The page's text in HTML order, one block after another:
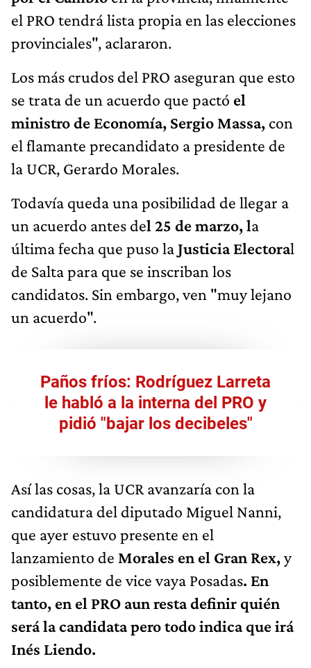
el PRO tendrá lista propia en las elecciones
provinciales", aclararon.
Los más crudos del PRO aseguran que esto
se trata de un acuerdo que pactó el
ministro de Economía, Sergio Massa, con
el flamante precandidato a presidente de
la UCR, Gerardo Morales.
Todavía queda una posibilidad de llegar a
un acuerdo antes del 25 de marzo, la
última fecha que puso laJusticia Electoral
de Salta para que se inscriban los
candidatos. Sin embargo, ven "muy lejano
un acuerdo".
Paños fríos: Rodríguez Larreta
le habló a la interna del PRO y
pidió "bajar los decibeles"
Así las cosas, la UCR avanzaría con la
candidatura del diputado Miguel Nanni,
que ayer estuvo presente en el
lanzamiento de Morales en el Gran Rex,y
posiblemente de vice vaya Posadas. En
tanto, en el PRO aun resta definir quién
será la candidata pero todo indica que irá
Inés Liendo.